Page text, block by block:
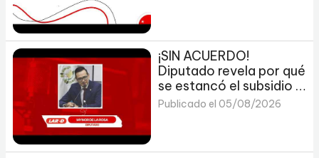
¡SIN ACUERDO!
Diputado revela por qué
se estancó el subsidio a
los combustibles en
Publicado el 05/08/2026